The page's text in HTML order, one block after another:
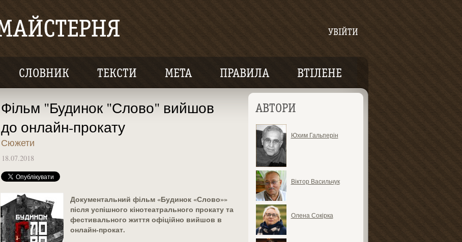
УВІЙТИ
СЛОВНИК ТЕКСТИ МЕТА ПРАВИЛА ВТІЛЕНЕ
АВТОРИ
Юхим Гальперін
Віктор Васильчук
Олена Сокірка
Фільм "Будинок "Слово" вийшов
до онлайн-прокату
Сюжети
18.07.2018
Документальний фільм «Будинок «Слово»»
після успішного кінотеатрального прокату та
фестивального життя офіційно вийшов в
онлайн-прокат.